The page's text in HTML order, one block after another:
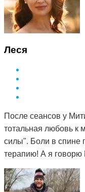
Леся
После сеансов у
тотальная любовь к
силы". Боли в спине
терапию! А я говорю